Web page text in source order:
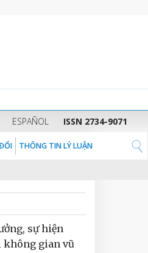
ESPAÑOL ISSN 2734-9071
THÔNG TIN LÝ LUẬN
sự hiện
không gian vũ